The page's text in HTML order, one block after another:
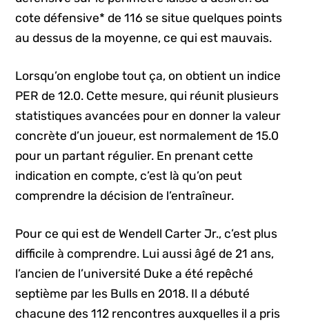
cote défensive* de 116 se situe quelques points
au dessus de la moyenne, ce qui est mauvais.
Lorsqu’on englobe tout ça, on obtient un indice
PER de 12.0. Cette mesure, qui réunit plusieurs
statistiques avancées pour en donner la valeur
concrète d’un joueur, est normalement de 15.0
pour un partant régulier. En prenant cette
indication en compte, c’est là qu’on peut
comprendre la décision de l’entraîneur.
Pour ce qui est de Wendell Carter Jr., c’est plus
difficile à comprendre. Lui aussi âgé de 21 ans,
l’ancien de l’université Duke a été repêché
septième par les Bulls en 2018. Il a débuté
chacune des 112 rencontres auxquelles il a pris